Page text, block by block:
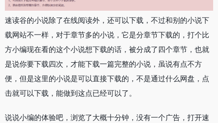
速读谷的小说除了在线阅读外，还可以下载，不过和别的小说下
载网站不一样，对于章节多的小说，它是分章节下载的，打个比
方小编现在看的这个小说想下载的话，被分成了四个章节，也就
是说你要下载四次，才能下载一篇完整的小说，虽说有点不方
便，但是这里的小说是可以直接下载的，不是通过什么网盘，点
击就可以下载，能做到这点已经可以了。
说说小编的体验吧，浏览了大概十分钟，没有一个广告，打开速